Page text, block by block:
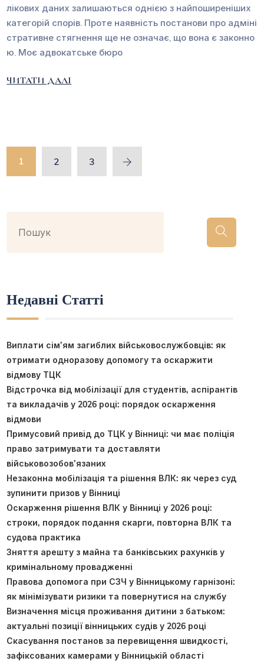
лікових даних залишаються однією з найпоширеніших
категорій спорів. Проте наявність постанови про адміні
стративне стягнення ще не означає, що вона є законно
ю. Моє адвокатське бюро
ЧИТАТИ ДАЛІ
1 2 3
Недавні Статті
Виплати сім’ям загиблих військовослужбовців: як
отримати одноразову допомогу та оскаржити
відмову ТЦК
Відстрочка від мобілізації для студентів, аспірантів
та викладачів у 2026 році: порядок оскарження
відмови
Примусовий привід до ТЦК у Вінниці: чи має поліція
право затримувати та доставляти
військовозобов’язаних
Незаконна мобілізація та рішення ВЛК: як через суд
зупинити призов у Вінниці
Оскарження рішення ВЛК у Вінниці у 2026 році:
строки, порядок подання скарги, повторна ВЛК та
судова практика
Зняття арешту з майна та банківських рахунків у
кримінальному провадженні
Правова допомога при СЗЧ у Вінницькому гарнізоні:
як мінімізувати ризики та повернутися на службу
Визначення місця проживання дитини з батьком:
актуальні позиції вінницьких судів у 2026 році
Скасування постанов за перевищення швидкості,
зафіксованих камерами у Вінницькій області